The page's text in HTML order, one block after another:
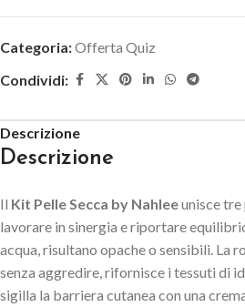
Categoria:Offerta Quiz
Condividi:
Descrizione
Descrizione
Il Kit Pelle Secca by Nahleeunisce
lavorare in sinergia e riportare
acqua, risultano opache o sensibili. La
senza aggredire, rifornisce i tessuti di
sigilla la barriera cutanea con una